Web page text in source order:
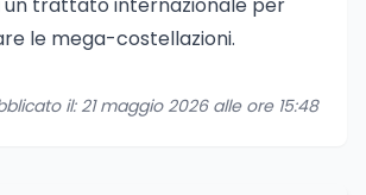
le mega-costellazioni.
il: 21 maggio 2026 alle ore 15:48